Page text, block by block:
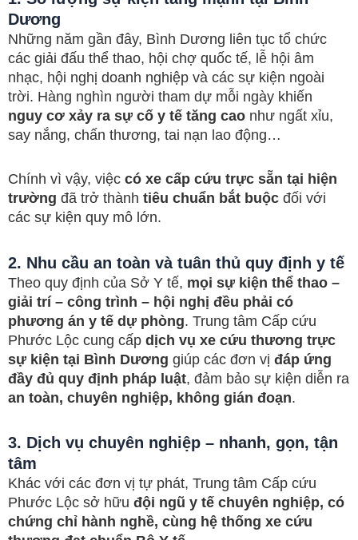
Dương
Những năm gần đây, Bình Dương liên tục tổ chức
các giải đấu thể thao, hội chợ quốc tế, lễ hội âm
nhạc, hội nghị doanh nghiệp và các sự kiện ngoài
trời. Hàng nghìn người tham dự mỗi ngày khiến
nguy cơ xảy ra sự cố y tế tăng cao như ngất xỉu,
say nắng, chấn thương, tai nạn lao động…
Chính vì vậy, việc có xe cấp cứu trực sẵn tại hiện
trường đã trở thành tiêu chuẩn bắt buộc đối với
các sự kiện quy mô lớn.
2. Nhu cầu an toàn và tuân thủ quy định y tế
Theo quy định của Sở Y tế, mọi sự kiện thể thao –
giải trí – công trình – hội nghị đều phải có
phương án y tế dự phòng. Trung tâm Cấp cứu
Phước Lộc cung cấp dịch vụ xe cứu thương trực
sự kiện tại Bình Dương giúp các đơn vị đáp ứng
đầy đủ quy định pháp luật, đảm bảo sự kiện diễn ra
an toàn, chuyên nghiệp, không gián đoạn.
3. Dịch vụ chuyên nghiệp – nhanh, gọn, tận
tâm
Khác với các đơn vị tự phát, Trung tâm Cấp cứu
Phước Lộc sở hữu đội ngũ y tế chuyên nghiệp, có
chứng chỉ hành nghề, cùng hệ thống xe cứu